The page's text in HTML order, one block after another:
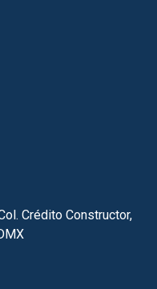
Crédito Constructor,